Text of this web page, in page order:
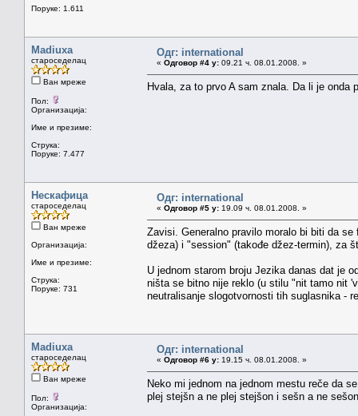
Поруке: 1.611
Madiuxa
староседелац
Ван мреже
Пол:
Организација:
Име и презиме:
Струка:
Поруке: 7.477
Одг: international
« Одговор #4 у: 09.21 ч. 08.01.2008. »
Hvala, za to prvo A sam znala. Da li je onda
Нескафица
староседелац
Ван мреже
Организација:
Име и презиме:
Струка:
Поруке: 731
Одг: international
« Одговор #5 у: 19.09 ч. 08.01.2008. »
Zavisi. Generalno pravilo moralo bi biti da
džeza) i "session" (takođe džez-termin), za
U jednom starom broju Jezika danas dat je
ništa se bitno nije reklo (u stilu "nit tamo nit
neutralisanje slogotvornosti tih suglasnika -
Madiuxa
староседелац
Ван мреже
Пол:
Организација:
Одг: international
« Одговор #6 у: 19.15 ч. 08.01.2008. »
Neko mi jednom na jednom mestu reče da
plej stejšn a ne plej stejšon i sešn a ne